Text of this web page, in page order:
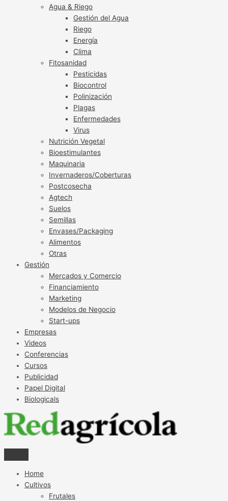
Agua & Riego
Gestión del Agua
Riego
Energía
Clima
Fitosanidad
Pesticidas
Biocontrol
Polinización
Plagas
Enfermedades
Virus
Nutrición Vegetal
Bioestimulantes
Maquinaria
Invernaderos/Coberturas
Postcosecha
Agtech
Suelos
Semillas
Envases/Packaging
Alimentos
Otras
Gestión
Mercados y Comercio
Financiamiento
Marketing
Modelos de Negocio
Start-ups
Empresas
Videos
Conferencias
Cursos
Publicidad
Papel Digital
Biologicals
Home
Cultivos
Frutales